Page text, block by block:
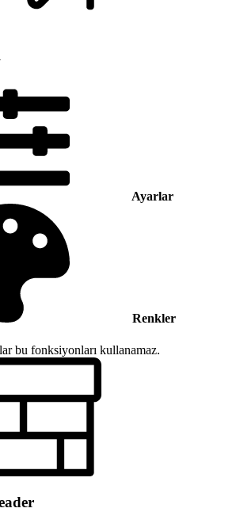
Ayarlar
Renkler
bu fonksiyonları kullanamaz.